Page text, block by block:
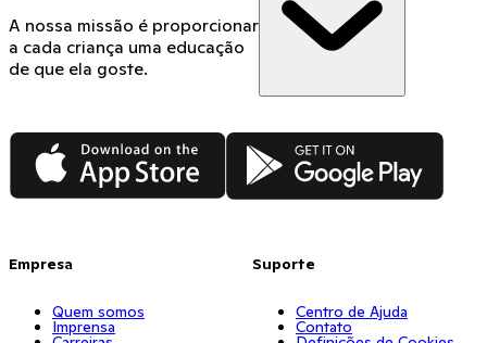
A nossa missão é proporcionar
a cada criança uma educação
de que ela goste.
App Store Google Play
Empresa
Quem somos
Imprensa
Suporte
Centro de Ajuda
Contato